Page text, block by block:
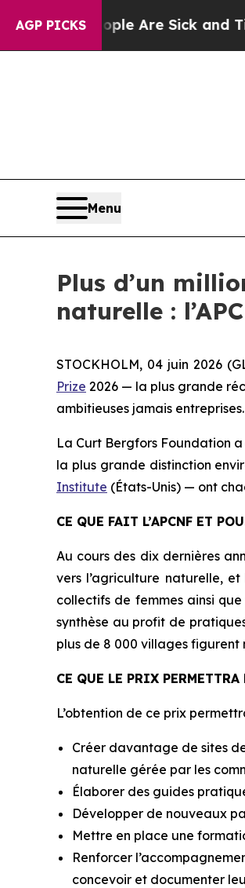
AGP PICKS
“People Are Sick and Tired of
Menu
Plus d’un
naturelle :
STOCKHOLM, 04 juin 2026
Prize 2026 — la plus grande
ambitieuses jamais
La Curt Bergfors Foundation
la plus grande distinction
Institute (États-Unis) — ont
CE QUE FAIT L’APCNF ET
Au cours des dix dernières
vers l’agriculture naturelle, et
collectifs de femmes ainsi
synthèse au profit de
plus de 8 000 villages figurent
CE QUE LE PRIX PERMETTRA
L’obtention de ce prix
Créer davantage de sites
naturelle gérée par les
Élaborer des guides
Développer de nouveaux
Mettre en place une
Renforcer
concevoir et documenter